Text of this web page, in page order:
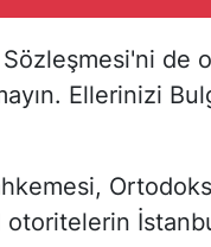
de
Ellerinizi